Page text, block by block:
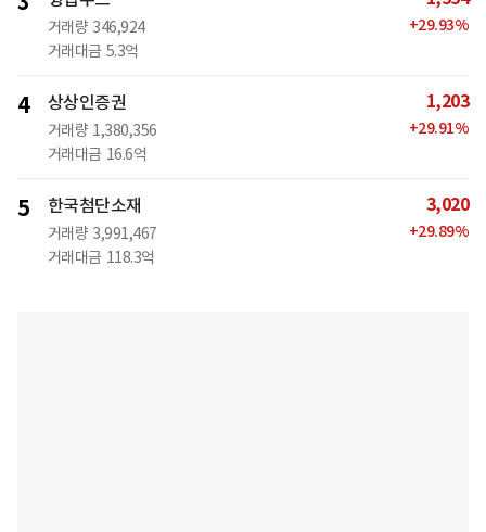
거래량 346,924
거래대금 5.3억
+29.93%
4 상상인증권
거래량 1,380,356
거래대금 16.6억
1,203
+29.91%
5 한국첨단소재
거래량 3,991,467
거래대금 118.3억
3,020
+29.89%